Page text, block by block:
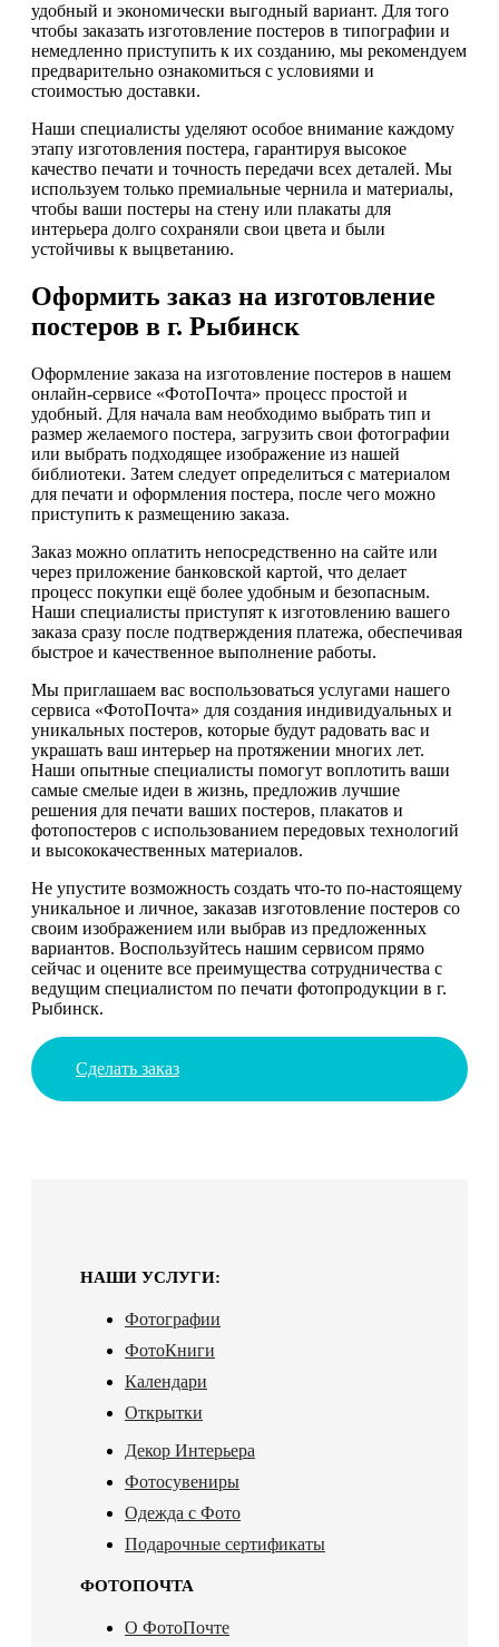
удобный и экономически выгодный вариант. Для того
чтобы заказать изготовление постеров в типографии и
немедленно приступить к их созданию, мы рекомендуем
предварительно ознакомиться с условиями и
стоимостью доставки.
Наши специалисты уделяют особое внимание каждому
этапу изготовления постера, гарантируя высокое
качество печати и точность передачи всех деталей. Мы
используем только премиальные чернила и материалы,
чтобы ваши постеры на стену или плакаты для
интерьера долго сохраняли свои цвета и были
устойчивы к выцветанию.
Оформить заказ на изготовление
постеров в г. Рыбинск
Оформление заказа на изготовление постеров в нашем
онлайн-сервисе «ФотоПочта» процесс простой и
удобный. Для начала вам необходимо выбрать тип и
размер желаемого постера, загрузить свои фотографии
или выбрать подходящее изображение из нашей
библиотеки. Затем следует определиться с материалом
для печати и оформления постера, после чего можно
приступить к размещению заказа.
Заказ можно оплатить непосредственно на сайте или
через приложение банковской картой, что делает
процесс покупки ещё более удобным и безопасным.
Наши специалисты приступят к изготовлению вашего
заказа сразу после подтверждения платежа, обеспечивая
быстрое и качественное выполнение работы.
Мы приглашаем вас воспользоваться услугами нашего
сервиса «ФотоПочта» для создания индивидуальных и
уникальных постеров, которые будут радовать вас и
украшать ваш интерьер на протяжении многих лет.
Наши опытные специалисты помогут воплотить ваши
самые смелые идеи в жизнь, предложив лучшие
решения для печати ваших постеров, плакатов и
фотопостеров с использованием передовых технологий
и высококачественных материалов.
Не упустите возможность создать что-то по-настоящему
уникальное и личное, заказав изготовление постеров со
своим изображением или выбрав из предложенных
вариантов. Воспользуйтесь нашим сервисом прямо
сейчас и оцените все преимущества сотрудничества с
ведущим специалистом по печати фотопродукции в г.
Рыбинск.
Сделать заказ
НАШИ УСЛУГИ:
Фотографии
ФотоКниги
Календари
Открытки
Декор Интерьера
Фотосувениры
Одежда с Фото
Подарочные сертификаты
ФОТОПОЧТА
О ФотоПочте